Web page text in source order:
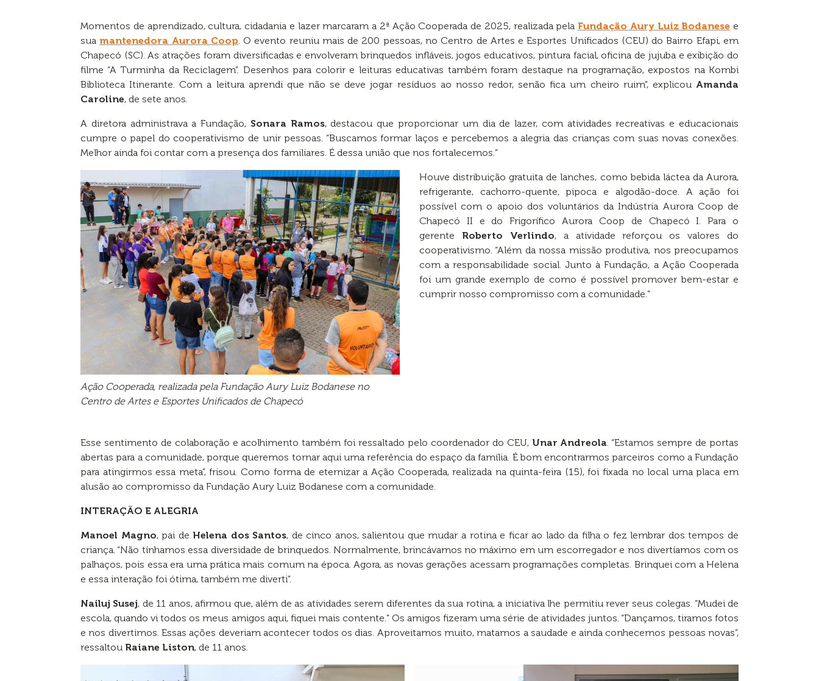
Momentos de aprendizado, cultura, cidadania e lazer marcaram a 2ª Ação Cooperada de 2025, realizada pela Fundação Aury Luiz Bodanese e
sua mantenedora Aurora Coop. O evento reuniu mais de 200 pessoas, no Centro de Artes e Esportes Unificados (CEU) do Bairro Efapi, em
Chapecó (SC). As atrações foram diversificadas e envolveram brinquedos infláveis, jogos educativos, pintura facial, oficina de jujuba e exibição do
filme “A Turminha da Reciclagem”. Desenhos para colorir e leituras educativas também foram destaque na programação, expostos na Kombi
Biblioteca Itinerante. Com a leitura aprendi que não se deve jogar resíduos ao nosso redor, senão fica um cheiro ruim”, explicou Amanda
Caroline, de sete anos.
A diretora administrava a Fundação, Sonara Ramos, destacou que proporcionar um dia de lazer, com atividades recreativas e educacionais
cumpre o papel do cooperativismo de unir pessoas. “Buscamos formar laços e percebemos a alegria das crianças com suas novas conexões.
Melhor ainda foi contar com a presença dos familiares. É dessa união que nos fortalecemos.”
Ação Cooperada, realizada pela Fundação Aury Luiz Bodanese no
Centro de Artes e Esportes Unificados de Chapecó
Houve distribuição gratuita de lanches, como bebida láctea da Aurora,
refrigerante, cachorro-quente, pipoca e algodão-doce. A ação foi
possível com o apoio dos voluntários da Indústria Aurora Coop de
Chapecó II e do Frigorífico Aurora Coop de Chapecó I. Para o
gerente Roberto Verlindo, a atividade reforçou os valores do
cooperativismo. “Além da nossa missão produtiva, nos preocupamos
com a responsabilidade social. Junto à Fundação, a Ação Cooperada
foi um grande exemplo de como é possível promover bem-estar e
cumprir nosso compromisso com a comunidade.”
Esse sentimento de colaboração e acolhimento também foi ressaltado pelo coordenador do CEU, Unar Andreola . “Estamos sempre de portas
abertas para a comunidade, porque queremos tornar aqui uma referência do espaço da família. É bom encontrarmos parceiros como a Fundação
para atingirmos essa meta”, frisou. Como forma de eternizar a Ação Cooperada, realizada na quinta-feira (15), foi fixada no local uma placa em
alusão ao compromisso da Fundação Aury Luiz Bodanese com a comunidade.
INTERAÇÃO E ALEGRIA
Manoel Magno, pai de Helena dos Santos, de cinco anos, salientou que mudar a rotina e ficar ao lado da filha o fez lembrar dos tempos de
criança. “Não tínhamos essa diversidade de brinquedos. Normalmente, brincávamos no máximo em um escorregador e nos divertíamos com os
palhaços, pois essa era uma prática mais comum na época. Agora, as novas gerações acessam programações completas. Brinquei com a Helena
e essa interação foi ótima, também me diverti”.
Nailuj Susej, de 11 anos, afirmou que, além de as atividades serem diferentes da sua rotina, a iniciativa lhe permitiu rever seus colegas. “Mudei de
escola, quando vi todos os meus amigos aqui, fiquei mais contente.” Os amigos fizeram uma série de atividades juntos. “Dançamos, tiramos fotos
e nos divertimos. Essas ações deveriam acontecer todos os dias. Aproveitamos muito, matamos a saudade e ainda conhecemos pessoas novas”,
ressaltou Raiane Liston, de 11 anos.